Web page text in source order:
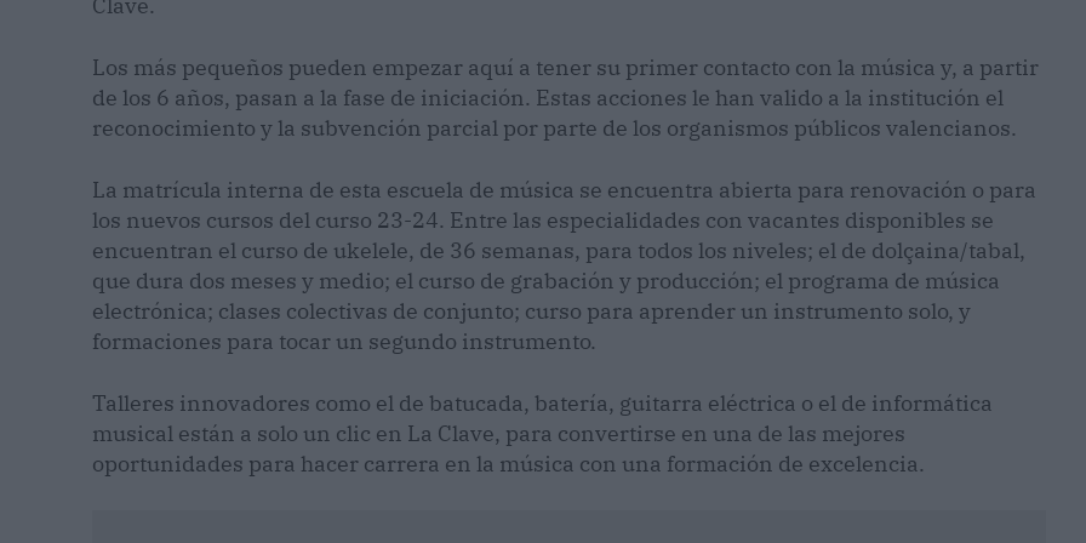
Clave.
Los más pequeños pueden empezar aquí a tener su primer contacto con la música y, a partir
de los 6 años, pasan a la fase de iniciación. Estas acciones le han valido a la institución el
reconocimiento y la subvención parcial por parte de los organismos públicos valencianos.
La matrícula interna de esta escuela de música se encuentra abierta para renovación o para
los nuevos cursos del curso 23-24. Entre las especialidades con vacantes disponibles se
encuentran el curso de ukelele, de 36 semanas, para todos los niveles; el de dolçaina/tabal,
que dura dos meses y medio; el curso de grabación y producción; el programa de música
electrónica; clases colectivas de conjunto; curso para aprender un instrumento solo, y
formaciones para tocar un segundo instrumento.
Talleres innovadores como el de batucada, batería, guitarra eléctrica o el de informática
musical están a solo un clic en La Clave, para convertirse en una de las mejores
oportunidades para hacer carrera en la música con una formación de excelencia.